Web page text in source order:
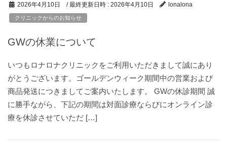
2026年4月10日 / 最終更新日時 : 2026年4月10日 lonalona
クリニックからのお知らせ
GWの休業について
いつもロナロナクリニックをご利用いただきまして誠にあり
がとうございます。ゴールデンウィーク期間中の営業および
商品発送につきましてご案内いたします。 GWの休診期間 誠
に勝手ながら、下記の期間は対面診療ならびにオンライン診
療を休診させていただ […]